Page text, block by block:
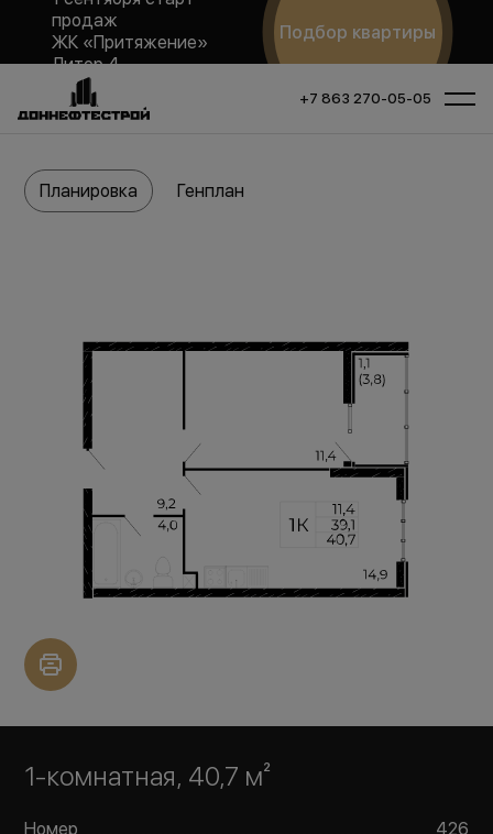
продаж
ЖК «Притяжение»
Литер 4
Подбор квартиры
+7 863 270-05-05
1-комнатная, 40,7 м²
Номер
426
Планировка Генплан